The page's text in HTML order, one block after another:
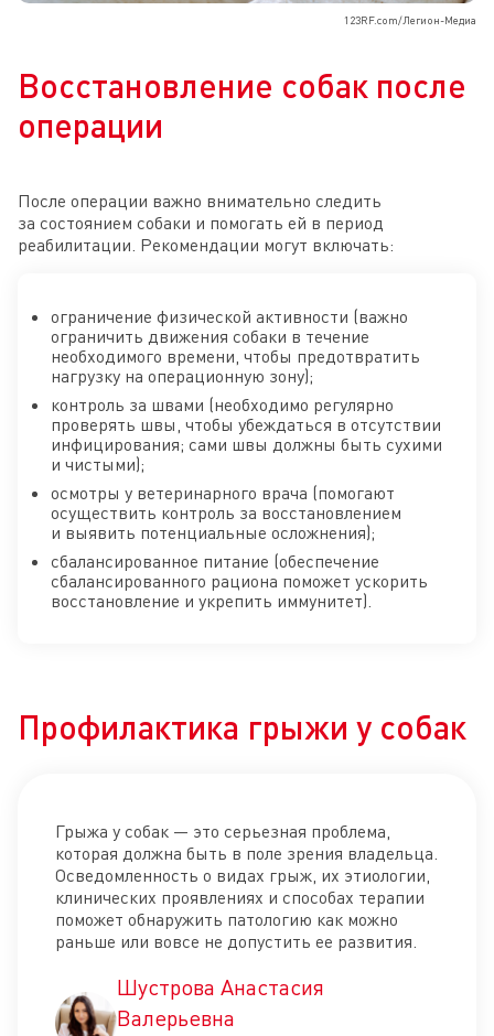
123RF.com/Легион-Медиа
Восстановление собак после
операции
После операции важно внимательно следить
за состоянием собаки и помогать ей в период
реабилитации. Рекомендации могут включать:
ограничение физической активности (важно
ограничить движения собаки в течение
необходимого времени, чтобы предотвратить
нагрузку на операционную зону);
контроль за швами (необходимо регулярно
проверять швы, чтобы убеждаться в отсутствии
инфицирования; сами швы должны быть сухими
и чистыми);
осмотры у ветеринарного врача (помогают
осуществить контроль за восстановлением
и выявить потенциальные осложнения);
сбалансированное питание (обеспечение
сбалансированного рациона поможет ускорить
восстановление и укрепить иммунитет).
Профилактика грыжи у собак
Грыжа у собак — это серьезная проблема,
которая должна быть в поле зрения владельца.
Осведомленность о видах грыж, их этиологии,
клинических проявлениях и способах терапии
поможет обнаружить патологию как можно
раньше или вовсе не допустить ее развития.
Шустрова Анастасия
Валерьевна